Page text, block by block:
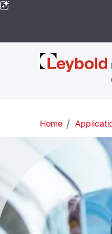
Leybold
Mondial
Home